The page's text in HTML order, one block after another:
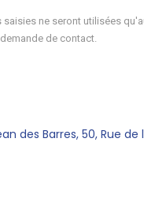
ne seront utilisées
de contact.
des Barres, 50, Rue de